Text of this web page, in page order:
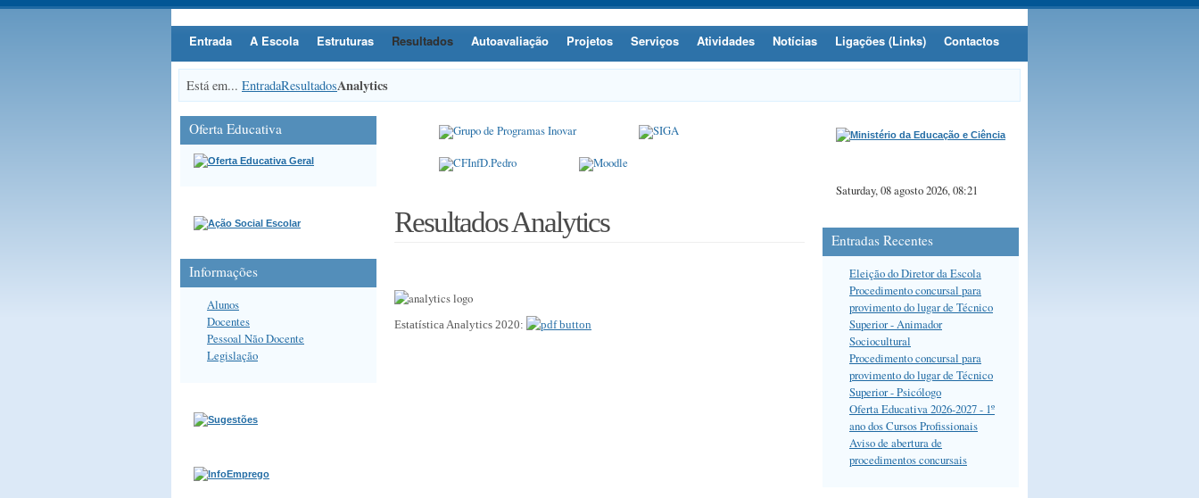
Entrada A Escola Estruturas Resultados Autoavaliação Projetos Serviços Atividades Notícias Ligações (Links) Contactos
Está em... EntradaResultadosAnalytics
Resultados Analytics
Estatística Analytics 2020:
Oferta Educativa
Informações
Alunos
Docentes
Pessoal Não Docente
Legislação
Saturday, 08 agosto 2026, 08:21
Entradas Recentes
Eleição do Diretor da Escola
Procedimento concursal para
provimento do lugar de Técnico
Superior - Animador
Sociocultural
Procedimento concursal para
provimento do lugar de Técnico
Superior - Psicólogo
Oferta Educativa 2026-2027 - 1º
ano dos Cursos Profissionais
Aviso de abertura de
procedimentos concursais